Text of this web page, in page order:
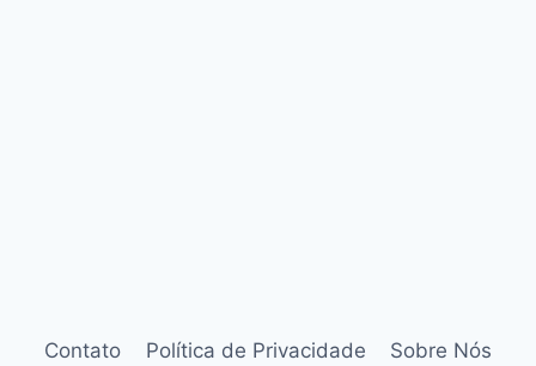
Contato Política de Privacidade Sobre Nós